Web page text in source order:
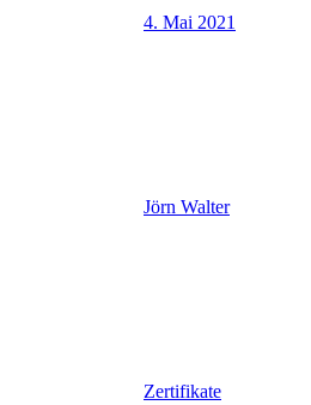
4. Mai 2021
Jörn Walter
Zertifikate